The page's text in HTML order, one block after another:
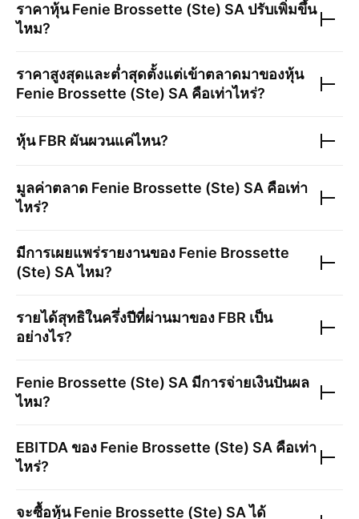
ราคาหุ้นFenie Brossette (Ste) SA ปรับเพิ่มขึ้น
ไหม?
ราคาสูงสุดและต่ำสุดตั้งแต่เข้าตลาดมาของหุ้น
Fenie Brossette (Ste) SA คือเท่าไหร่?
หุ้นFBR ผันผวนแค่ไหน?
มูลค่าตลาด Fenie Brossette (Ste) SA คือเท่า
ไหร่?
มีการเผยแพร่รายงานของ Fenie Brossette
(Ste) SAไหม?
รายได้สุทธิในครึ่งปีที่ผ่านมาของ FBR เป็น
อย่างไร?
Fenie Brossette (Ste) SA มีการจ่ายเงินปันผล
ไหม?
EBITDA ของ Fenie Brossette (Ste) SA คือเท่า
ไหร่?
จะซื้อหุ้นFenie Brossette (Ste) SAได้